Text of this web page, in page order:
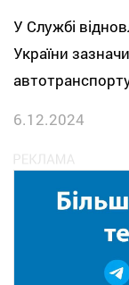
У Службі
України
6.12.2024